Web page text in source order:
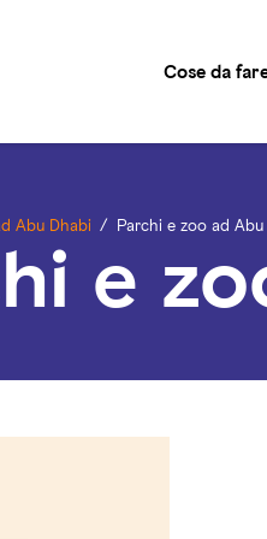
Cose da
RISTORANTI AD ABU
Abu Dhabi / Parchi e zoo ad Abu
e